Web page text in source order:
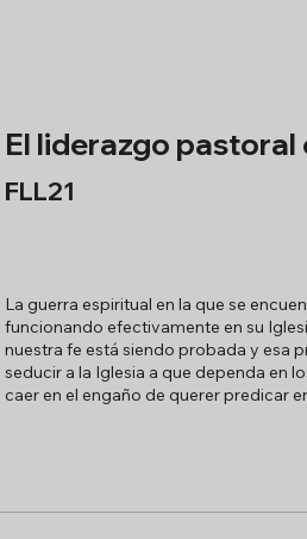
El liderazgo
FLL21
La guerra espiritual en la que se
funcionando efectivamente en su
nuestra fe está siendo probada y esa
seducir a la Iglesia a que dependa en
caer en el engaño de querer predicar